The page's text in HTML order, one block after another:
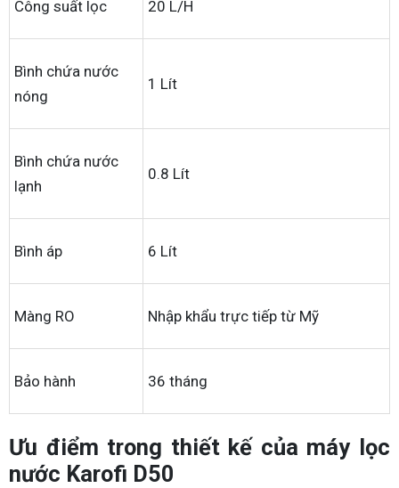
Công suất lọc 20 L/H
Bình chứa nước
nóng
1 Lít
Bình chứa nước
lạnh
0.8 Lít
Bình áp 6 Lít
Màng RO Nhập khẩu trực tiếp từ Mỹ
Bảo hành 36 tháng
Ưu điểm trong thiết kế của máy lọc
nước Karofi D50